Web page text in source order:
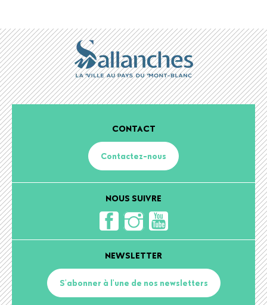
CONTACT
Contactez-nous
NOUS SUIVRE
NEWSLETTER
S'abonner à l'une de nos newsletters